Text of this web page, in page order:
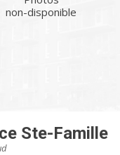
non-disponible
Ste-Famille